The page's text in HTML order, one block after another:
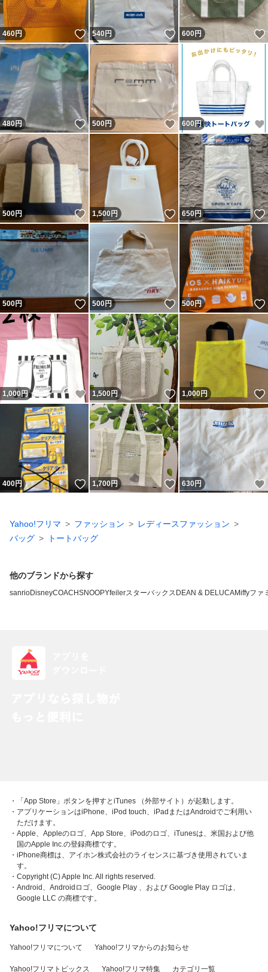
460円 いいね！
540円 いいね！
600円
480円 いいね！
500円 いいね！
600 円
500円 いいね！
1,500円 いいね！
650円
500円 いいね！
500円 いいね！
500円
1,000円 いいね！
1,500円 いいね！
1,000円
400円 いいね！
1,700円 いいね！
630円
Yahoo!フリマ ファッション
レディースファッション
バッグ
トートバッグ
他のブランドから探す
sanrioDisneyCOACHSNOOPYfeilerスターバックス DEAN & DELUCAMiffyファ
・「App Store」ボタンを押すとiTunes （外部サイト）が起動します。
・アプリケーションはiPhone、iPod touch、iPadまたはAndroidでご利用い
ただけます。
・Apple、Appleのロゴ、App Store、iPodのロゴ、iTunesは、米国および他
国のApple Inc.の登録商標です。
・iPhone商標は、アイホン株式会社のライセンスに基づき使用されていま
す。
・Copyright (C) Apple Inc. All rights reserved.
・Android、Androidロゴ、Google Play 、および Google Play ロゴは、
Google LLC の商標です。
Yahoo!フリマについて
Yahoo!フリマについて Yahoo!フリマからのお知らせ
Yahoo!フリマトピックス Yahoo!フリマ特集 カテゴリ一覧